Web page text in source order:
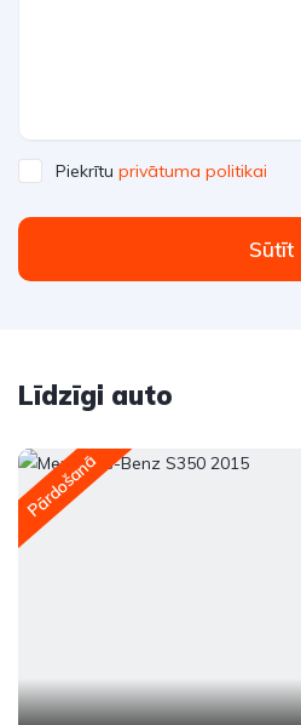
Piekrītu privātuma politikai
Sūtīt
Līdzīgi auto
Pārdošanā